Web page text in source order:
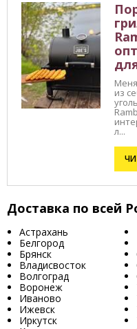
из
л...
Доставка по всей
Астрахань
Белгород
Брянск
Владисвосток
Волгоград
Воронеж
Иваново
Ижевск
Иркутск